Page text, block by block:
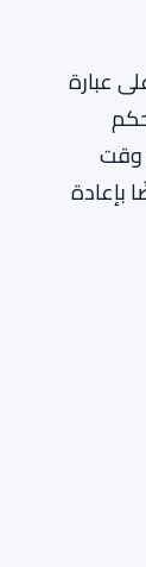
عبارة
في وقت
بإعادة